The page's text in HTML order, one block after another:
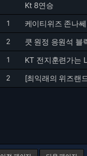
Kt 8연승
1 케이티위즈 존나
2 큿 원정 응원석 블
1 KT 전지훈련가는
2 [최익래의 위즈랜